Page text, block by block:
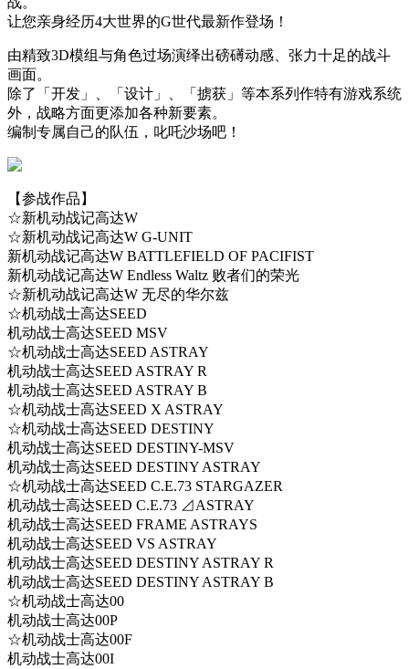
让您亲身经历4大世界的G世代最新作登场！
由精致3D模组与角色过场演绎出磅礡动感、张力十足的战斗
画面。
除了「开发」、「设计」、「掳获」等本系列作特有游戏系统
外，战略方面更添加各种新要素。
编制专属自己的队伍，叱吒沙场吧！
【参战作品】
☆新机动战记高达W
☆新机动战记高达W G-UNIT
新机动战记高达W BATTLEFIELD OF PACIFIST
新机动战记高达W Endless Waltz 败者们的荣光
☆新机动战记高达W 无尽的华尔兹
☆机动战士高达SEED
机动战士高达SEED MSV
☆机动战士高达SEED ASTRAY
机动战士高达SEED ASTRAY R
机动战士高达SEED ASTRAY B
☆机动战士高达SEED X ASTRAY
☆机动战士高达SEED DESTINY
机动战士高达SEED DESTINY-MSV
机动战士高达SEED DESTINY ASTRAY
☆机动战士高达SEED C.E.73 STARGAZER
机动战士高达SEED C.E.73 ⊿ASTRAY
机动战士高达SEED FRAME ASTRAYS
机动战士高达SEED VS ASTRAY
机动战士高达SEED DESTINY ASTRAY R
机动战士高达SEED DESTINY ASTRAY B
☆机动战士高达00
机动战士高达00P
☆机动战士高达00F
机动战士高达00I